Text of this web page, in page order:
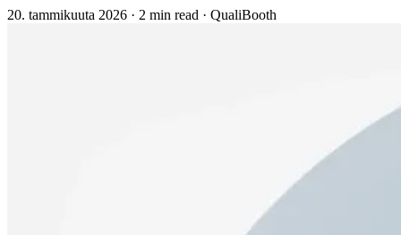
20. tammikuuta 2026 · 2 min read · QualiBooth